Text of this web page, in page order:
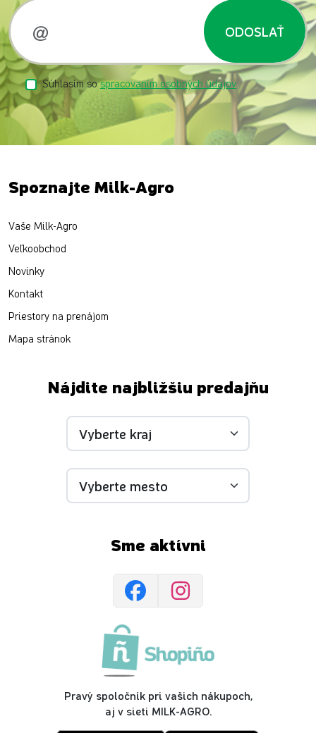
ODOSLAŤ
Súhlasím sospracovaním osobných údajov
Spoznajte Milk-Agro
Vaše Milk-Agro
Veľkoobchod
Novinky
Kontakt
Priestory na prenájom
Mapa stránok
Nájdite najbližšiu predajňu
Sme aktívni
Pravý spoločník pri vašich nákupoch,
aj v sieti MILK-AGRO.